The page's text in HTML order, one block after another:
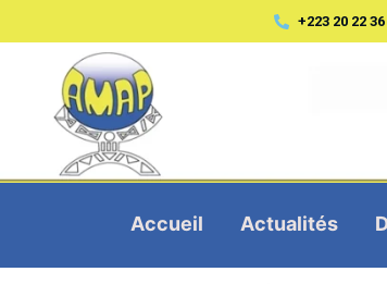
+223 20 22
Accueil Actualités